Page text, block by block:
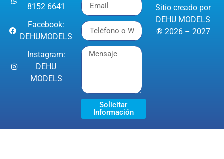
8152 6641
Facebook:
DEHUMODELS
Instagram:
DEHU
MODELS
Solicitar
Información
Sitio creado por
DEHU MODELS
® 2026 – 2027